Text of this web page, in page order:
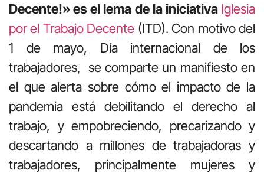
Decente!» es el lema de la iniciativa Iglesia
por el Trabajo Decente (ITD). Con motivo del
1 de mayo, Día internacional de los
trabajadores, se comparte un manifiesto en
el que alerta sobre cómo el impacto de la
pandemia está debilitando el derecho al
trabajo, y empobreciendo, precarizando y
descartando a millones de trabajadoras y
trabajadores, principalmente mujeres y